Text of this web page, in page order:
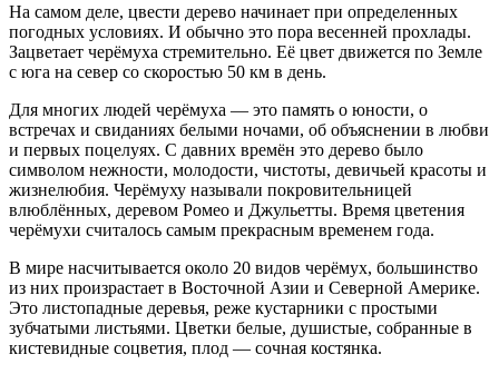
На самом деле, цвести дерево начинает при определенных
погодных условиях. И обычно это пора весенней прохлады.
Зацветает черёмуха стремительно. Её цвет движется по Земле
с юга на север со скоростью 50 км в день.
Для многих людей черёмуха — это память о юности, о
встречах и свиданиях белыми ночами, об объяснении в любви
и первых поцелуях. С давних времён это дерево было
символом нежности, молодости, чистоты, девичьей красоты и
жизнелюбия. Черёмуху называли покровительницей
влюблённых, деревом Ромео и Джульетты. Время цветения
черёмухи считалось самым прекрасным временем года.
В мире насчитывается около 20 видов черёмух, большинство
из них произрастает в Восточной Азии и Северной Америке.
Это листопадные деревья, реже кустарники с простыми
зубчатыми листьями. Цветки белые, душистые, собранные в
кистевидные соцветия, плод — сочная костянка.